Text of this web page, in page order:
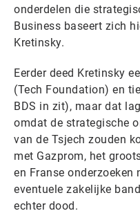
onderdelen die
Business baseert zich
Kretinsky.
Eerder deed Kretinsky
(Tech Foundation) en
BDS in zit), maar dat
omdat de strategische
van de Tsjech zouden
met Gazprom, het
en Franse onderzoeken
eventuele zakelijke
echter dood.